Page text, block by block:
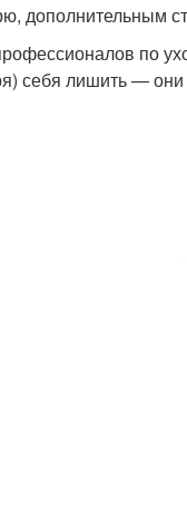
дополнительным
по
себя лишить —